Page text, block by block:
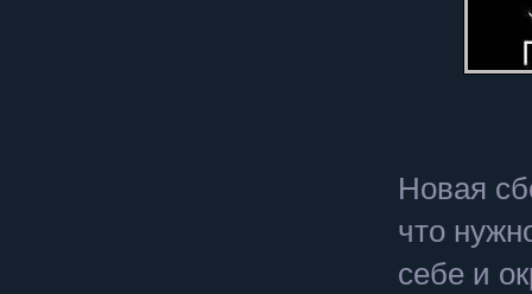
Новая
что
себе и